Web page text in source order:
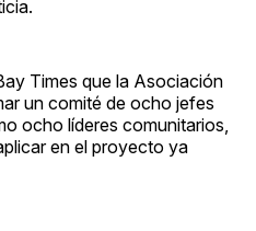
Times que la Asociación
un comité de ocho jefes
ocho líderes comunitarios,
en el proyecto ya